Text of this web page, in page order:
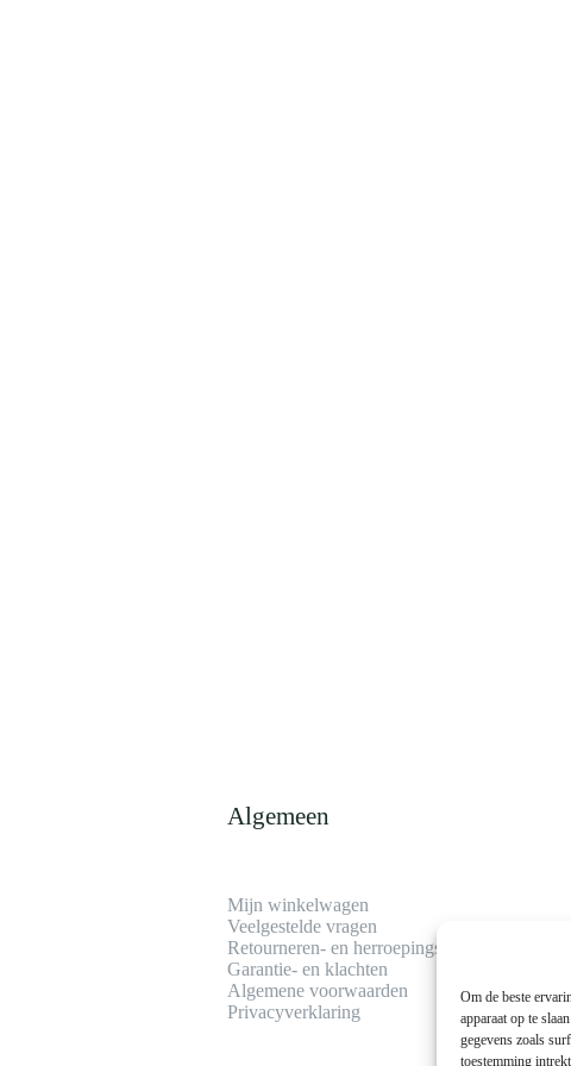
Om de beste
apparaat op te
gegevens zoals
toestemming
Algemeen
Mijn winkelwagen
Veelgestelde vragen
Retourneren- en herroepingsrecht
Garantie- en klachten
Algemene voorwaarden
Privacyverklaring